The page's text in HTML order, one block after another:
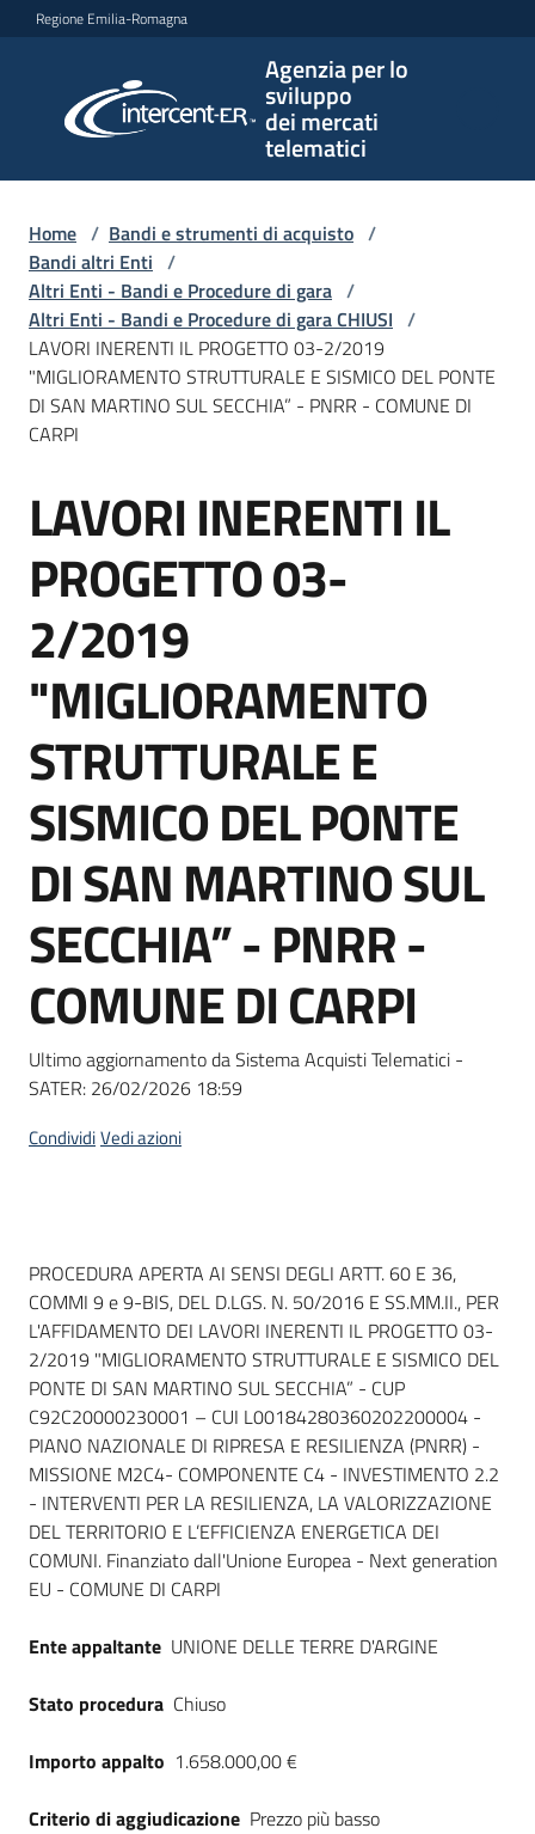
Vai al contenuto
Vai alla navigazione
Vai al footer
Regione Emilia-Romagna
Agenzia per lo
sviluppo
dei mercati
telematici
per lo
sviluppo
telematici
L'Agenzia
Bandi
strumenti
di
Supporto
Piattaforme
telematiche
English
site
Seguici
Home / Bandi e strumenti di acquisto /
Bandi altri Enti /
Altri Enti - Bandi e Procedure di gara /
Altri Enti - Bandi e Procedure di gara CHIUSI /
LAVORI INERENTI IL PROGETTO 03-2/2019
"MIGLIORAMENTO STRUTTURALE E SISMICO DEL PONTE
DI SAN MARTINO SUL SECCHIA” - PNRR - COMUNE DI
CARPI
Salta al contenuto
LAVORI INERENTI IL
PROGETTO 03-
2/2019
"MIGLIORAMENTO
STRUTTURALE E
SISMICO DEL PONTE
DI SAN MARTINO SUL
SECCHIA” - PNRR -
COMUNE DI CARPI
Ultimo aggiornamento da Sistema Acquisti Telematici -
SATER: 26/02/2026 18:59
CondividiVedi azioni
Dati del bando
PROCEDURA APERTA AI SENSI DEGLI ARTT. 60 E 36,
COMMI 9 e 9-BIS, DEL D.LGS. N. 50/2016 E SS.MM.II., PER
L'AFFIDAMENTO DEI LAVORI INERENTI IL PROGETTO 03-
2/2019 "MIGLIORAMENTO STRUTTURALE E SISMICO DEL
PONTE DI SAN MARTINO SUL SECCHIA” - CUP
C92C20000230001 – CUI L00184280360202200004 -
PIANO NAZIONALE DI RIPRESA E RESILIENZA (PNRR) -
MISSIONE M2C4- COMPONENTE C4 - INVESTIMENTO 2.2
- INTERVENTI PER LA RESILIENZA, LA VALORIZZAZIONE
DEL TERRITORIO E L’EFFICIENZA ENERGETICA DEI
COMUNI. Finanziato dall'Unione Europea - Next generation
EU - COMUNE DI CARPI
Ente appaltante UNIONE DELLE TERRE D'ARGINE
Stato procedura Chiuso
Importo appalto 1.658.000,00 €
Criterio di aggiudicazione Prezzo più basso